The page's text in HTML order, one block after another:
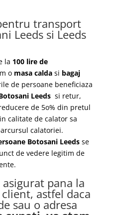
transport
Leeds si Leeds
la 100 lire de
o masa caldasi bagaj
de persoane beneficiaza
Leeds si retur,
de 5o% din pretul
calitate de calator sa
calatoriei.
Botosani Leeds se
de vedere legitim de
pana la
astfel daca
sau o adresa